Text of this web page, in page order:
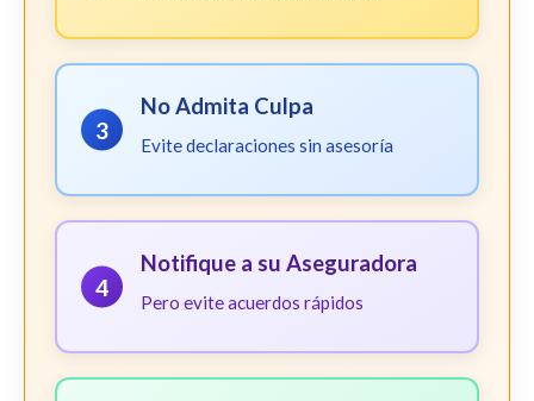
3
No Admita Culpa
Evite declaraciones sin asesoría
4
Notifique a su Aseguradora
Pero evite acuerdos rápidos